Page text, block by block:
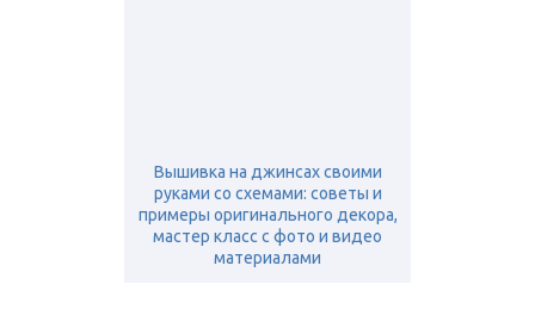
Вышивка на джинсах своими
руками со схемами: советы и
примеры оригинального декора,
мастер класс с фото и видео
материалами